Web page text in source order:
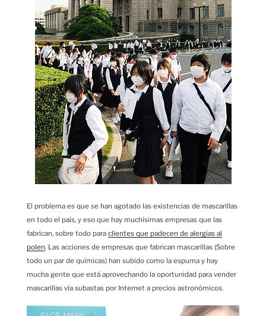
El problema es que se han agotado las existencias de mascarillas
en todo el país, y eso que hay muchísimas empresas que las
fabrican, sobre todo para clientes que padecen de alergias al
polen. Las acciones de empresas que fabrican mascarillas (Sobre
todo un par de químicas) han subido como la espuma y hay
mucha gente que está aprovechando la oportunidad para vender
mascarillas vía subastas por Internet a precios astronómicos.